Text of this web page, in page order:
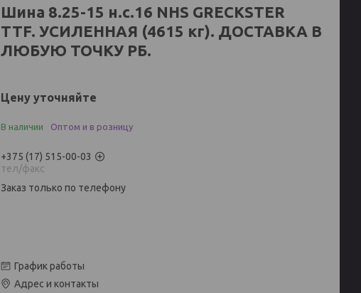
Шина 8.25-15 н.с.16 NHS GRECKSTER
TTF. УСИЛЕННАЯ (4615 кг). ДОСТАВКА В
ЛЮБУЮ ТОЧКУ РБ.
Цену уточняйте
В наличии Оптом и в розницу
+375 (17) 515-00-03
тел/факс
Заказ только по телефону
График работы
Адрес и контакты